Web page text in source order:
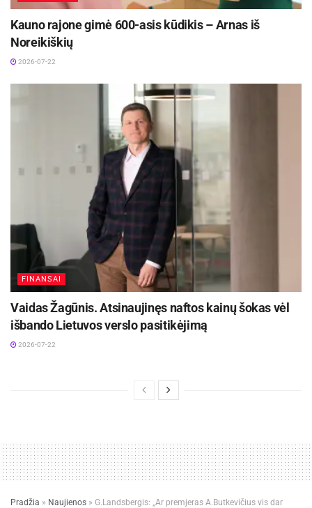
Kauno rajone gimė 600-asis kūdikis – Arnas iš
Noreikiškių
2026-07-22
FINANSAI
Vaidas Žagūnis. Atsinaujinęs naftos kainų šokas vėl
išbando Lietuvos verslo pasitikėjimą
2026-07-22
Pradžia » Naujienos » G.Landsbergis: „Ar premjeras A.Butkevičius vis dar